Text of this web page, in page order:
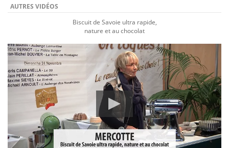
AUTRES VIDÉOS
Biscuit de Savoie ultra rapide,
nature et au chocolat